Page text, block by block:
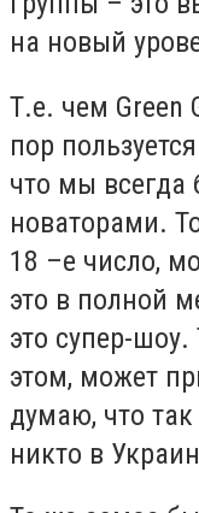
на новый
Т.е. чем Green
пор
что мы
новаторами.
18 –е число,
это в полной
это супер-шоу.
этом, может
думаю, что
никто в